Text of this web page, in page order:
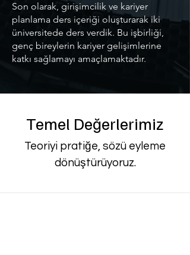
Son olarak, girişimcilik ve kariyer
planlama ders içeriği oluşturarak iki
üniversitede ders verdik. Bu işbirliği,
genç bireylerin kariyer gelişimlerine
katkı sağlamayı amaçlamaktadır.
Temel Değerlerimiz
Teoriyi pratiğe, sözü eyleme
dönüştürüyoruz.